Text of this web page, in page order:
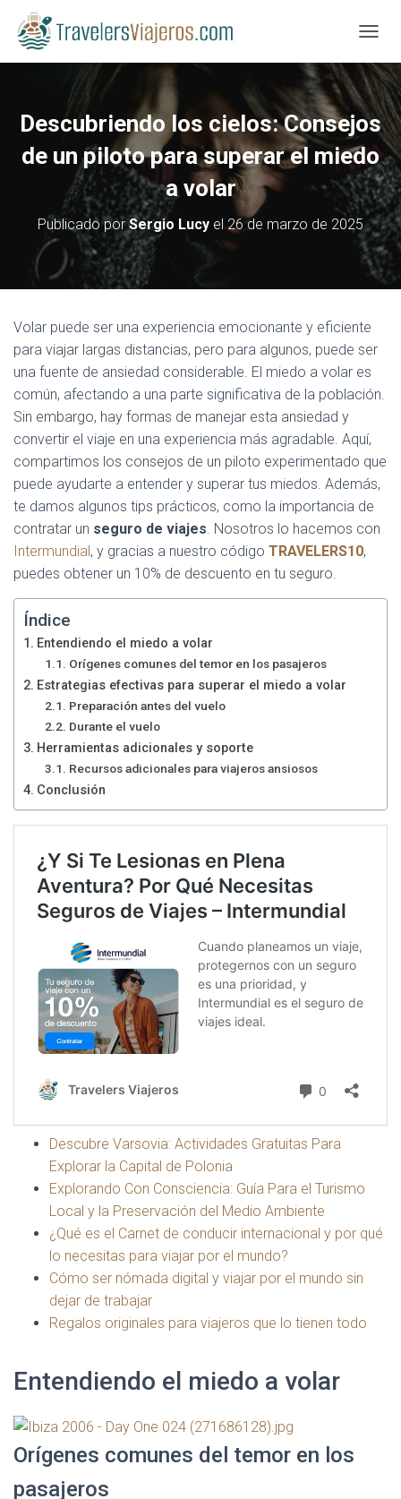
Descubriendo los cielos: Consejos
de un piloto para superar el miedo
a volar
Publicado porSergio Lucy el26 de marzo de 2025
Volar puede ser una experiencia emocionante y eficiente
para viajar largas distancias, pero para algunos, puede ser
una fuente de ansiedad considerable. El miedo a volar es
común, afectando a una parte significativa de la población.
Sin embargo, hay formas de manejar esta ansiedad y
convertir el viaje en una experiencia más agradable. Aquí,
compartimos los consejos de un piloto experimentado que
puede ayudarte a entender y superar tus miedos. Además,
te damos algunos tips prácticos, como la importancia de
contratar un seguro de viajes. Nosotros lo hacemos con
Intermundial, y gracias a nuestro código TRAVELERS10,
puedes obtener un 10% de descuento en tu seguro.
Índice
Entendiendo el miedo a volar
Orígenes comunes del temor en los pasajeros
Estrategias efectivas para superar el miedo a volar
Preparación antes del vuelo
Durante el vuelo
Herramientas adicionales y soporte
Recursos adicionales para viajeros ansiosos
Conclusión
Descubre Varsovia: Actividades Gratuitas Para
Explorar la Capital de Polonia
Explorando Con Consciencia: Guía Para el Turismo
Local y la Preservación del Medio Ambiente
¿Qué es el Carnet de conducir internacional y por qué
lo necesitas para viajar por el mundo?
Cómo ser nómada digital y viajar por el mundo sin
dejar de trabajar
Regalos originales para viajeros que lo tienen todo
Entendiendo el miedo a volar
Orígenes comunes del temor en los
pasajeros